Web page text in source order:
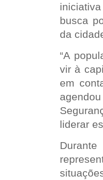
busca
da
“A
vir à
em
liderar